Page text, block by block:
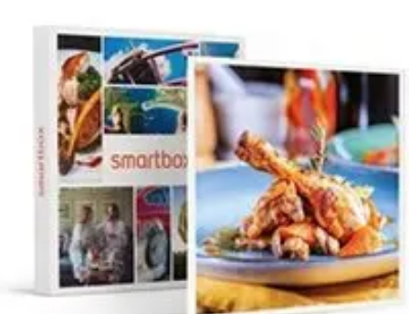
ComparatifsAstucesAnalyse
Saveurs Régionales